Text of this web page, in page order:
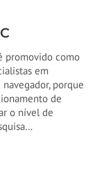
promovido como
em
porque
de
o nível de